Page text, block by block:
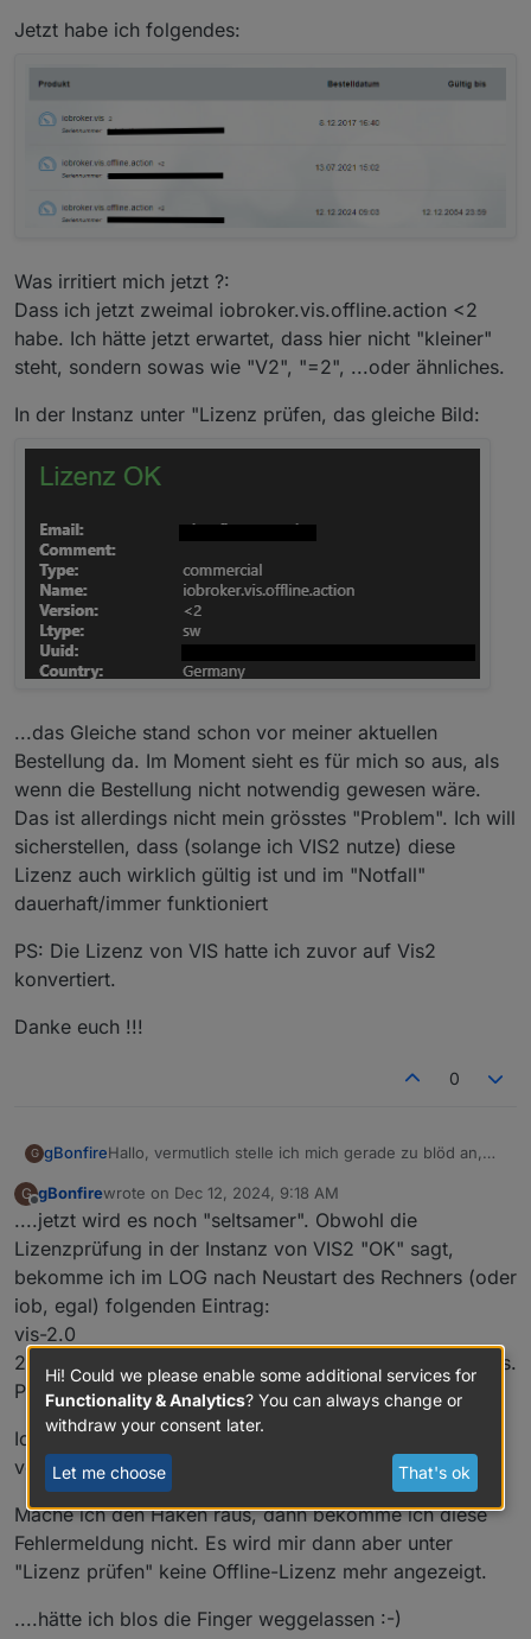
Jetzt habe ich folgendes:
Was irritiert mich jetzt ?:
Dass ich jetzt zweimal iobroker.vis.offline.action <2
habe. Ich hätte jetzt erwartet, dass hier nicht "kleiner"
steht, sondern sowas wie "V2", "=2", ...oder ähnliches.
In der Instanz unter "Lizenz prüfen, das gleiche Bild:
...das Gleiche stand schon vor meiner aktuellen
Bestellung da. Im Moment sieht es für mich so aus, als
wenn die Bestellung nicht notwendig gewesen wäre.
Das ist allerdings nicht mein grösstes "Problem". Ich will
sicherstellen, dass (solange ich VIS2 nutze) diese
Lizenz auch wirklich gültig ist und im "Notfall"
dauerhaft/immer funktioniert
PS: Die Lizenz von VIS hatte ich zuvor auf Vis2
konvertiert.
Danke euch !!!
0
G gBonfireHallo, vermutlich stelle ich mich gerade zu blöd an,
gesehen hab, aber ich bin etwas irritiert:
Gekauft habe ich die VIS2-Offline-Lizenz.
Vor der Bestellung hatte ich folgendes unter
"Lizenzen":
Jetzt habe ich folgendes:
habe. Ich hätte jetzt erwartet, dass hier nicht "kleiner"
steht, sondern sowas wie "V2", "=2", ...oder
ähnliches.
In der Instanz unter "Lizenz prüfen, das gleiche Bild:
...das Gleiche stand schon vor meiner aktuellen
als wenn die Bestellung nicht notwendig gewesen
wäre. Das ist allerdings nicht mein grösstes
"Problem". Ich will sicherstellen, dass (solange ich
VIS2 nutze) diese Lizenz auch wirklich gültig ist und
im "Notfall" dauerhaft/immer funktioniert
PS: Die Lizenz von VIS hatte ich zuvor auf Vis2
konvertiert.
Danke euch !!!
G
Offline
gBonfirewrote on Dec 12, 2024, 9:18 AM
last edited by
....jetzt wird es noch "seltsamer". Obwohl die
Lizenzprüfung in der Instanz von VIS2 "OK" sagt,
bekomme ich im LOG nach Neustart des Rechners (oder
iob, egal) folgenden Eintrag:
vis-2.0
2024-12-12 10:10:26.568 error No license found for vis.
Please get one on https://iobroker.net !
Ich habe in den Instanzeinstellungen "Lizenzmanager
verwenden" angehakt.
Mache ich den Haken raus, dann bekomme ich diese
Fehlermeldung nicht. Es wird mir dann aber unter
"Lizenz prüfen" keine Offline-Lizenz mehr angezeigt.
....hätte ich blos die Finger weggelassen :-)
Hi! Could we please enable some additional services for
Functionality & Analytics? You can always change or
withdraw your consent later.
Let me choose That's ok